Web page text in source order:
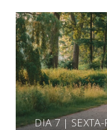
DIA 7 | SEXTA-